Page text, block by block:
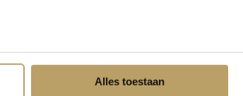
Alles toestaan